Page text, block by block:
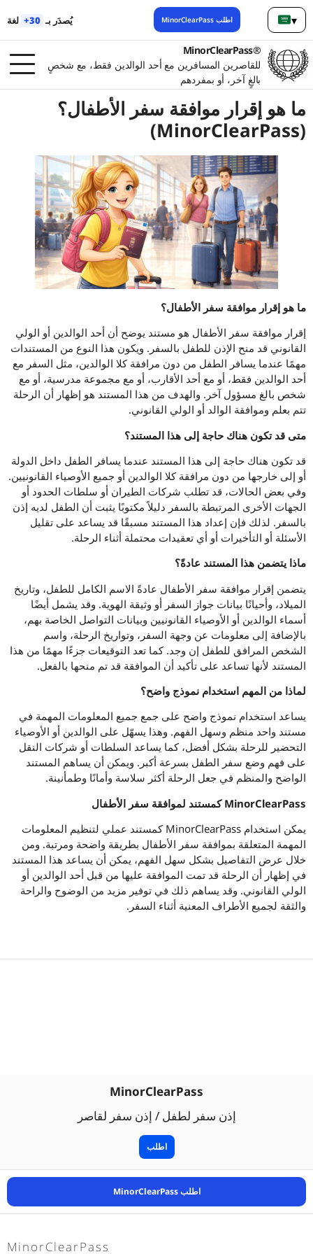
يُصدَر بـ 30+ لغة اطلب MinorClearPass ▾
®MinorClearPass
للقاصرين المسافرين مع أحد الوالدين فقط، مع شخصٍ
بالغٍ آخر، أو بمفردهم
MinorClearPass
إذن سفر لطفل / إذن سفر لقاصر
اطلب
ما هو إقرار موافقة سفر الأطفال؟
(MinorClearPass)
ما هو إقرار موافقة سفر الأطفال؟
إقرار موافقة سفر الأطفال هو مستند يوضح أن أحد الوالدين أو الولي
القانوني قد منح الإذن للطفل بالسفر. ويكون هذا النوع من المستندات
مهمًا عندما يسافر الطفل من دون مرافقة كلا الوالدين، مثل السفر مع
أحد الوالدين فقط، أو مع أحد الأقارب، أو مع مجموعة مدرسية، أو مع
شخص بالغ مسؤول آخر. والهدف من هذا المستند هو إظهار أن الرحلة
تتم بعلم وموافقة الوالد أو الولي القانوني.
متى قد تكون هناك حاجة إلى هذا المستند؟
قد تكون هناك حاجة إلى هذا المستند عندما يسافر الطفل داخل الدولة
أو إلى خارجها من دون مرافقة كلا الوالدين أو جميع الأوصياء القانونيين.
وفي بعض الحالات، قد تطلب شركات الطيران أو سلطات الحدود أو
الجهات الأخرى المرتبطة بالسفر دليلاً مكتوبًا يثبت أن الطفل لديه إذن
بالسفر. لذلك فإن إعداد هذا المستند مسبقًا قد يساعد على تقليل
الأسئلة أو التأخيرات أو أي تعقيدات محتملة أثناء الرحلة.
ماذا يتضمن هذا المستند عادةً؟
يتضمن إقرار موافقة سفر الأطفال عادةً الاسم الكامل للطفل، وتاريخ
الميلاد، وأحيانًا بيانات جواز السفر أو وثيقة الهوية. وقد يشمل أيضًا
أسماء الوالدين أو الأوصياء القانونيين وبيانات التواصل الخاصة بهم،
بالإضافة إلى معلومات عن وجهة السفر، وتواريخ الرحلة، واسم
الشخص المرافق للطفل إن وجد. كما تعد التوقيعات جزءًا مهمًا من هذا
المستند لأنها تساعد على تأكيد أن الموافقة قد تم منحها بالفعل.
لماذا من المهم استخدام نموذج واضح؟
يساعد استخدام نموذج واضح على جمع جميع المعلومات المهمة في
مستند واحد منظم وسهل الفهم. وهذا يسهّل على الوالدين أو الأوصياء
التحضير للرحلة بشكل أفضل، كما يساعد السلطات أو شركات النقل
على فهم وضع سفر الطفل بسرعة أكبر. ويمكن أن يساهم المستند
الواضح والمنظم في جعل الرحلة أكثر سلاسة وأمانًا وطمأنينة.
MinorClearPass كمستند لموافقة سفر الأطفال
يمكن استخدام MinorClearPass كمستند عملي لتنظيم المعلومات
المهمة المتعلقة بموافقة سفر الأطفال بطريقة واضحة ومرتبة. ومن
خلال عرض التفاصيل بشكل سهل الفهم، يمكن أن يساعد هذا المستند
في إظهار أن الرحلة قد تمت الموافقة عليها من قبل أحد الوالدين أو
الولي القانوني. وقد يساهم ذلك في توفير مزيد من الوضوح والراحة
والثقة لجميع الأطراف المعنية أثناء السفر.
اطلب MinorClearPass
MinorClearPass